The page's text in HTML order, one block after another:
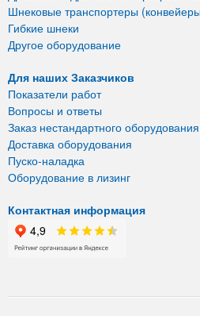
Шнековые транспортеры
Гибкие шнеки
Другое оборудование
Для наших Заказчиков
Показатели работ
Вопросы и ответы
Заказ нестандартного оборудования
Доставка оборудования
Пуско-наладка
Оборудование в лизинг
Контактная информация